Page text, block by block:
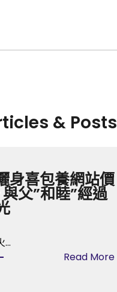
& Posts
身喜包養網站價
父”和睦”經過
…
Read More: